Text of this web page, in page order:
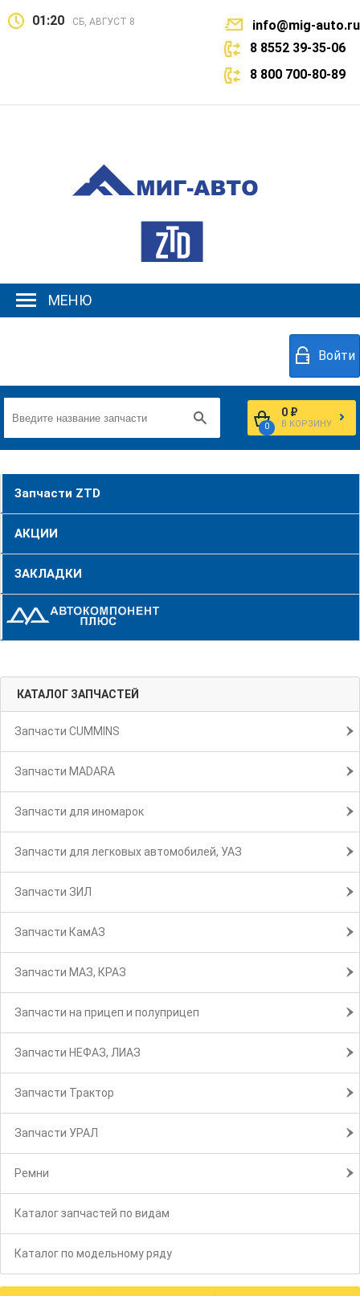
01:20 СБ, АВГУСТ 8
info@mig-auto.ru
8 8552 39-35-06
8 800 700-80-89
МЕНЮ
Войти
0
0 ₽
В КОРЗИНУ
Запчасти ZTD
АКЦИИ
ЗАКЛАДКИ
КАТАЛОГ ЗАПЧАСТЕЙ
Запчасти CUMMINS
Запчасти MADARA
Запчасти для иномарок
Запчасти для легковых автомобилей, УАЗ
Запчасти ЗИЛ
Запчасти КамАЗ
Запчасти МАЗ, КРАЗ
Запчасти на прицеп и полуприцеп
Запчасти НЕФАЗ, ЛИАЗ
Запчасти Трактор
Запчасти УРАЛ
Ремни
Каталог запчастей по видам
Каталог по модельному ряду